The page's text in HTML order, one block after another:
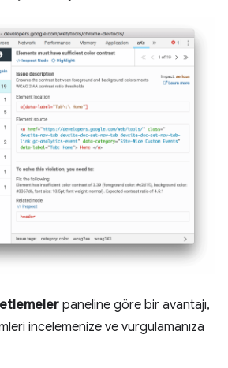
paneline göre bir avantajı,
incelemenize ve vurgulamanıza